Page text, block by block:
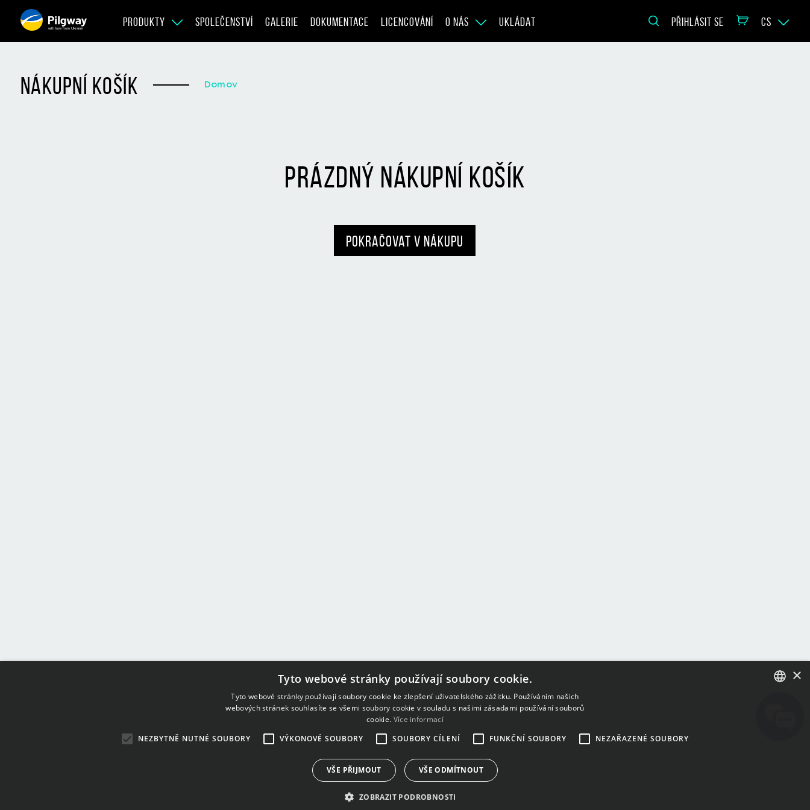
with love from Ukraine
PRODUKTY SPOLEČENSTVÍ GALERIE DOKUMENTACE LICENCOVÁNÍ O NÁS UKLÁDAT PŘIHLÁSIT SE CS
nákupní košík Domov
prázdný nákupní košík
pokračovat v nákupu
×
Tyto webové stránky používají soubory cookie.
Tyto webové stránky používají soubory cookie ke zlepšení uživatelského zážitku. Používáním našich
webových stránek souhlasíte se všemi soubory cookie v souladu s našimi zásadami používání souborů
cookie. Více informací
NEZBYTNĚ NUTNÉ SOUBORY
VÝKONOVÉ SOUBORY SOUBORY CÍLENÍ FUNKČNÍ SOUBORY NEZAŘAZENÉ SOUBORY
VŠE PŘIJMOUT VŠE ODMÍTNOUT
ZOBRAZIT PODROBNOSTI